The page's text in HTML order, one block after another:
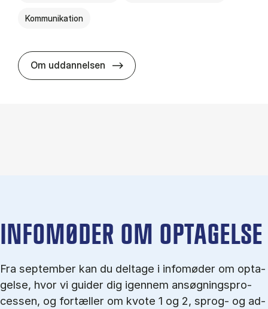
Kommunikation
Om uddannelsen HA(kom.) - erhvervs­økonomi
IN­FO­MØ­DER OM OP­TA­GEL­SE
Fra september kan du del­tage i in­fo­mø­der om op­ta­
gel­se, hvor vi gu­i­der dig igen­nem an­søg­nings­pro­
ces­sen, og for­tæl­ler om kvo­te 1 og 2, sprog- og ad­